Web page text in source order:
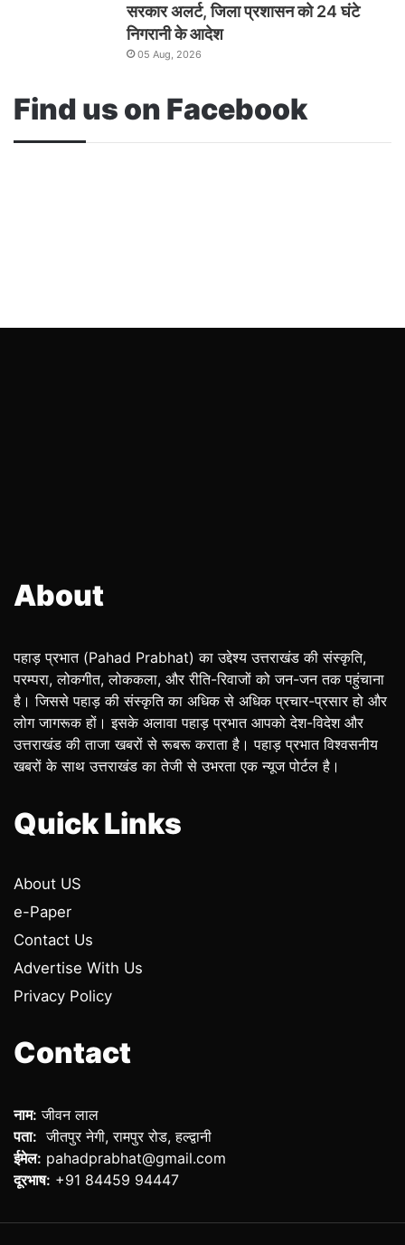
सरकार अलर्ट, जिला प्रशासन को 24 घंटे
निगरानी के आदेश
05 Aug, 2026
Find us on Facebook
About
पहाड़ प्रभात (Pahad Prabhat) का उद्देश्य उत्तराखंड की संस्कृति,
परम्परा, लोकगीत, लोककला, और रीति-रिवाजों को जन-जन तक पहुंचाना
है। जिससे पहाड़ की संस्कृति का अधिक से अधिक प्रचार-प्रसार हो और
लोग जागरूक हों। इसके अलावा पहाड़ प्रभात आपको देश-विदेश और
उत्तराखंड की ताजा खबरों से रूबरू कराता है। पहाड़ प्रभात विश्वसनीय
खबरों के साथ उत्तराखंड का तेजी से उभरता एक न्यूज पोर्टल है।
Quick Links
About US
e-Paper
Contact Us
Advertise With Us
Privacy Policy
Contact
नाम: जीवन लाल
पता: जीतपुर नेगी, रामपुर रोड, हल्द्वानी
ईमेल: pahadprabhat@gmail.com
दूरभाष: +91 84459 94447